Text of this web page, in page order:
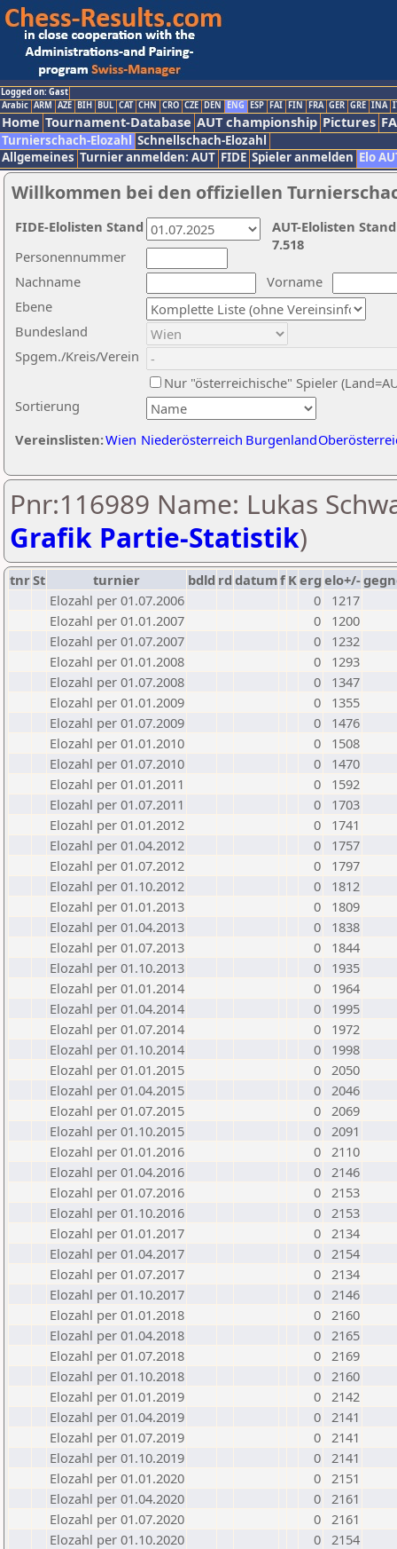
Logged on: Gast
Arabic ARM AZE BIH BUL CAT CHN CRO CZE DEN ENG ESP FAI FIN FRA GER GRE INA
Home Tournament-Database AUT championship Pictures
Turnierschach-Elozahl Schnellschach-Elozahl
Allgemeines Turnier anmelden: AUT FIDE Spieler anmelden Elo
Willkommen bei den offiziellen
Nachname
Vorname
Ebene
Sortierung
Personennummer
Bundesland
Spgem./Kreis/Verein
Nur "österreichische" Spieler
Vereinslisten:Wien Niederösterreich Burgenland
AUT-Elolisten
7.518
FIDE-Elolisten Stand
Pnr:116989 Name: Lukas
Grafik Partie-Statistik)
tnrSt turnier bdld rd datumf Kerg elo+/-
Elozahl per 01.07.2006
0
1217
Elozahl per 01.01.2007
0
1200
Elozahl per 01.07.2007
0
1232
Elozahl per 01.01.2008
0
1293
Elozahl per 01.07.2008
0
1347
Elozahl per 01.01.2009
0
1355
Elozahl per 01.07.2009
0
1476
Elozahl per 01.01.2010
0
1508
Elozahl per 01.07.2010
0
1470
Elozahl per 01.01.2011
0
1592
Elozahl per 01.07.2011
0
1703
Elozahl per 01.01.2012
0
1741
Elozahl per 01.04.2012
0
1757
Elozahl per 01.07.2012
0
1797
Elozahl per 01.10.2012
0
1812
Elozahl per 01.01.2013
0
1809
Elozahl per 01.04.2013
0
1838
Elozahl per 01.07.2013
0
1844
Elozahl per 01.10.2013
0
1935
Elozahl per 01.01.2014
0
1964
Elozahl per 01.04.2014
0
1995
Elozahl per 01.07.2014
0
1972
Elozahl per 01.10.2014
0
1998
Elozahl per 01.01.2015
0 2050
Elozahl per 01.04.2015
0 2046
Elozahl per 01.07.2015
0 2069
Elozahl per 01.10.2015
0 2091
Elozahl per 01.01.2016
0 2110
Elozahl per 01.04.2016
0 2146
Elozahl per 01.07.2016
0 2153
Elozahl per 01.10.2016
0 2153
Elozahl per 01.01.2017
0 2134
Elozahl per 01.04.2017
0 2154
Elozahl per 01.07.2017
0 2134
Elozahl per 01.10.2017
0 2146
Elozahl per 01.01.2018
0 2160
Elozahl per 01.04.2018
0 2165
Elozahl per 01.07.2018
0 2169
Elozahl per 01.10.2018
0 2160
Elozahl per 01.01.2019
0 2142
Elozahl per 01.04.2019
0 2141
Elozahl per 01.07.2019
0 2141
Elozahl per 01.10.2019
0 2141
Elozahl per 01.01.2020
0 2151
Elozahl per 01.04.2020
0 2161
Elozahl per 01.07.2020
0 2161
Elozahl per 01.10.2020
0 2154